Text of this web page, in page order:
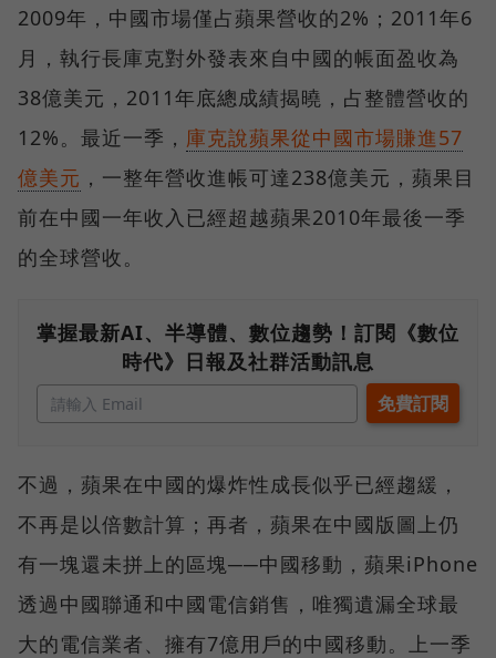
2009年，中國市場僅占蘋果營收的2%；2011年6
月，執行長庫克對外發表來自中國的帳面盈收為
38億美元，2011年底總成績揭曉，占整體營收的
12%。最近一季， 庫克說蘋果從中國市場賺進57
億美元 ，一整年營收進帳可達238億美元，蘋果目
前在中國一年收入已經超越蘋果2010年最後一季
的全球營收。
掌握最新AI、半導體、數位趨勢！訂閱《數位
時代》日報及社群活動訊息
不過，蘋果在中國的爆炸性成長似乎已經趨緩，
不再是以倍數計算；再者，蘋果在中國版圖上仍
有一塊還未拼上的區塊──中國移動，蘋果iPhone
透過中國聯通和中國電信銷售，唯獨遺漏全球最
大的電信業者、擁有7億用戶的中國移動。上一季